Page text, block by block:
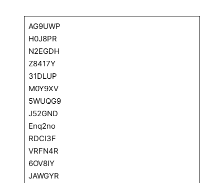
AG9UWP
H0J8PR
N2EGDH
Z8417Y
31DLUP
M0Y9XV
5WUQG9
J52GND
Enq2no
RDCI3F
VRFN4R
6OV8IY
JAWGYR